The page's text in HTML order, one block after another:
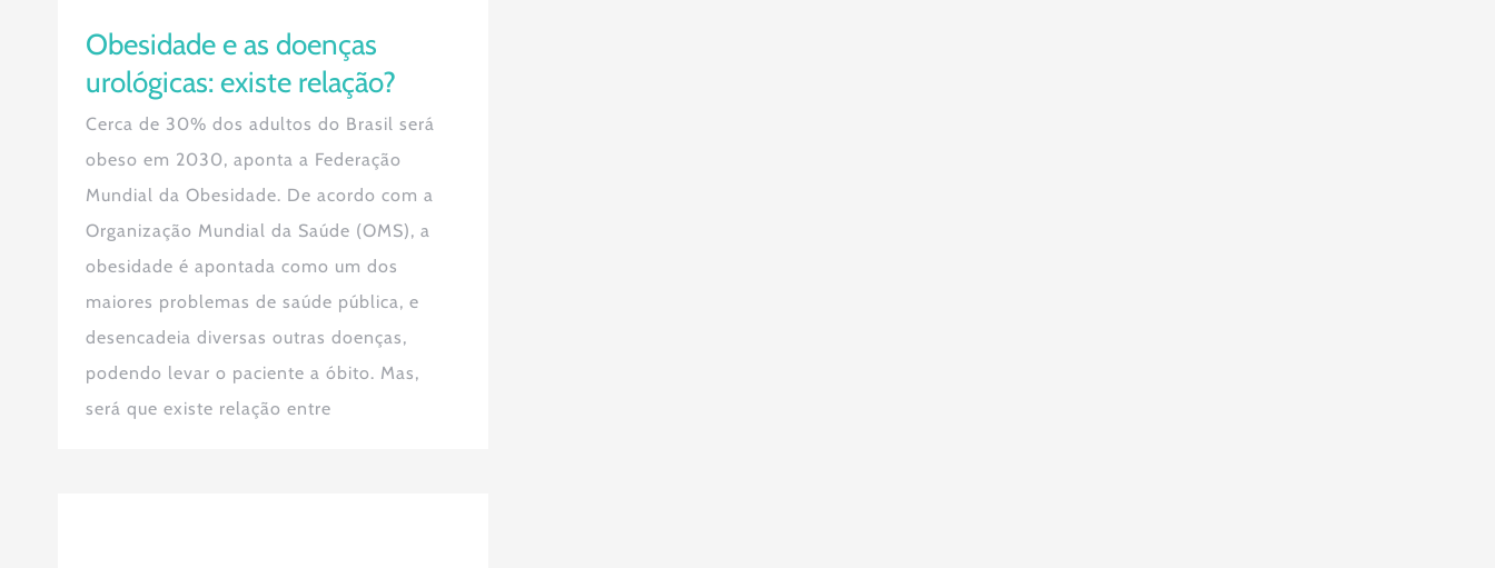
Obesidade e as doenças
urológicas: existe relação?
Cerca de 30% dos adultos do Brasil será
obeso em 2030, aponta a Federação
Mundial da Obesidade. De acordo com a
Organização Mundial da Saúde (OMS), a
obesidade é apontada como um dos
maiores problemas de saúde pública, e
desencadeia diversas outras doenças,
podendo levar o paciente a óbito. Mas,
será que existe relação entre